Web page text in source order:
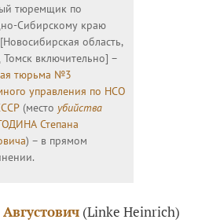
тюремщик по
Сибирскому краю
область,
Томск включительно] –
тюрьма №3
управления по НСО
(место убийства
Степана
) – в прямом
(Linke Heinrich)